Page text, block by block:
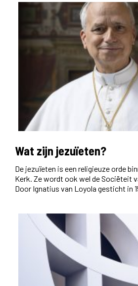
Wat zijn jezuïeten?
De jezuïeten is een religieuze orde
Kerk. Ze wordt ook wel de Sociëteit
Door Ignatius van Loyola gesticht in